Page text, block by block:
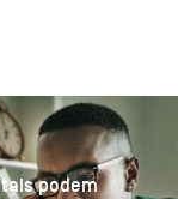
podem